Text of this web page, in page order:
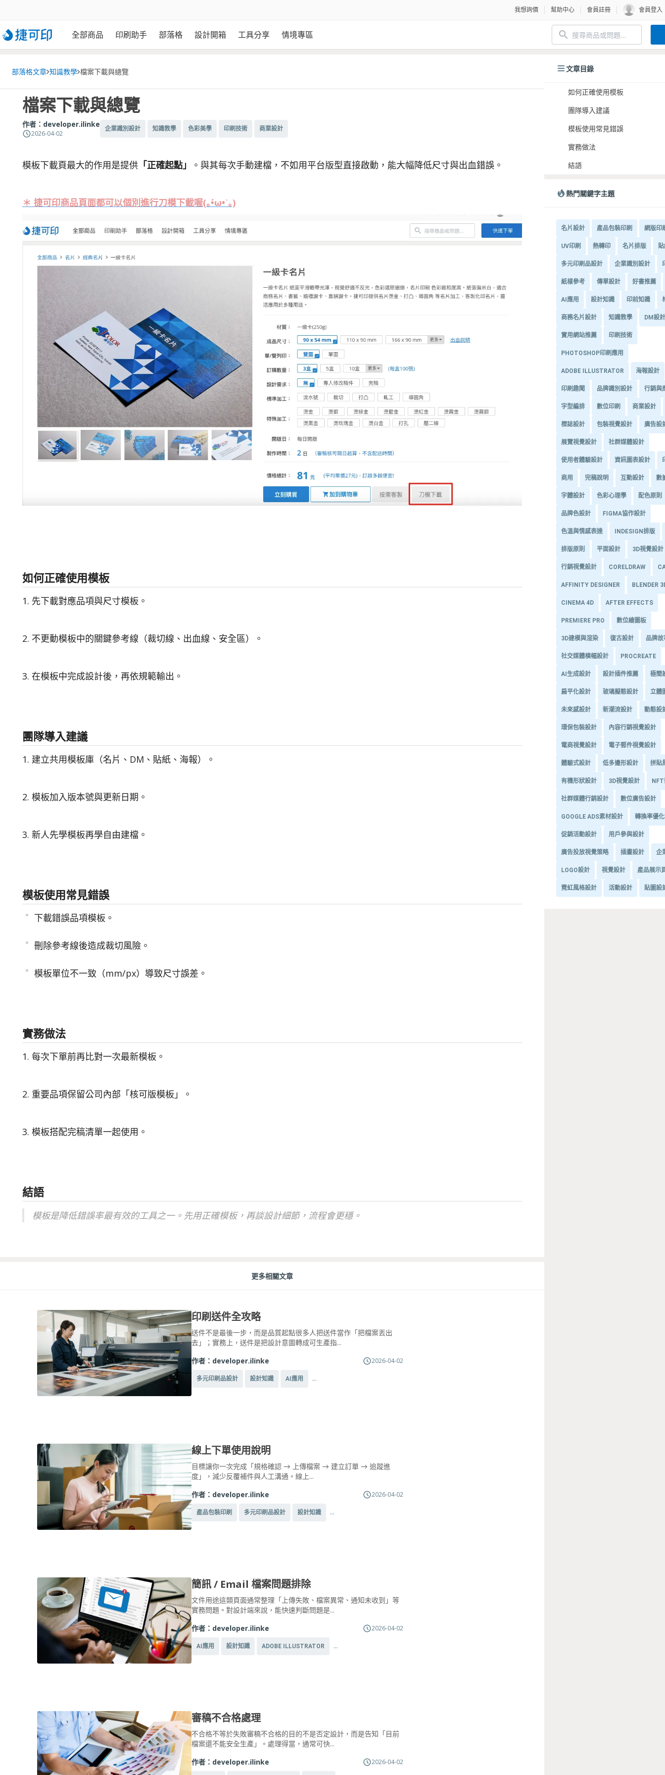
我想詢價 幫助中心 會員註冊 會員登入
全部商品 印刷助手 部落格 設計開箱 工具分享 情境專區
部落格文章 知識教學 檔案下載與總覽
檔案下載與總覽
作者： developer.ilinke
2026-04-02
企業識別設計 知識教學 色彩美學 印刷技術 商業設計
模板下載頁最大的作用是提供 「正確起點」 。與其每次手動建檔，不如用平台版型直接啟動，能大幅降低尺寸與出血錯誤。
＊ 捷可印商品頁面都可以個別進行刀模下載喔(｡•́ω•ˋ｡)
如何正確使用模板
1. 先下載對應品項與尺寸模板。
2. 不更動模板中的關鍵參考線（裁切線、出血線、安全區）。
3. 在模板中完成設計後，再依規範輸出。
團隊導入建議
1. 建立共用模板庫（名片、DM、貼紙、海報）。
2. 模板加入版本號與更新日期。
3. 新人先學模板再學自由建檔。
模板使用常見錯誤
下載錯誤品項模板。
刪除參考線後造成裁切風險。
模板單位不一致（mm/px）導致尺寸誤差。
實務做法
1. 每次下單前再比對一次最新模板。
2. 重要品項保留公司內部「核可版模板」。
3. 模板搭配完稿清單一起使用。
結語
模板是降低錯誤率最有效的工具之一。先用正確模板，再談設計細節，流程會更穩。
更多相關文章
印刷送件全攻略
送件不是最後一步，而是品質起點很多人把送件當作「把檔案丟出
去」；實務上，送件是把設計意圖轉成可生產指...
作者： developer.ilinke 2026-04-02
多元印刷品設計 設計知識 AI應用 ...
線上下單使用說明
目標讓你一次完成「規格確認 → 上傳檔案 → 建立訂單 → 追蹤進
度」，減少反覆補件與人工溝通。線上...
作者： developer.ilinke 2026-04-02
產品包裝印刷 多元印刷品設計 設計知識 ...
簡訊 / Email 檔案問題排除
文件用途這類頁面通常整理「上傳失敗、檔案異常、通知未收到」等
實務問題。對設計端來說，能快速判斷問題是...
作者： developer.ilinke 2026-04-02
AI應用 設計知識 ADOBE ILLUSTRATOR ...
審稿不合格處理
不合格不等於失敗審稿不合格的目的不是否定設計，而是告知「目前
檔案還不能安全生產」。處理得當，通常可快...
作者： developer.ilinke 2026-04-02
文章目錄
如何正確使用模板
團隊導入建議
模板使用常見錯誤
實務做法
結語
熱門關鍵字主題
名片設計 產品包裝印刷 網版印
UV印刷 熱轉印 名片排版
多元印刷品設計 企業識別設計
紙樣參考 傳單設計 好書推薦
AI應用 設計知識 印前知識
商務名片設計 知識教學 DM設計
實用網站推薦 印刷技術
PHOTOSHOP印刷應用
ADOBE ILLUSTRATOR 海報設計
印刷趣聞 品牌識別設計 行銷與
字型編排 數位印刷 商業設計
標誌設計 包裝視覺設計 廣告設
展覽視覺設計 社群媒體設計
使用者體驗設計 資訊圖表設計
商用 完稿說明 互動設計 數
字體設計 色彩心理學 配色原則
品牌色設計 FIGMA協作設計
色溫與情感表達 INDESIGN排版
排版原則 平面設計 3D視覺設計
行銷視覺設計 CORELDRAW
AFFINITY DESIGNER BLENDER
CINEMA 4D AFTER EFFECTS
PREMIERE PRO 數位繪圖板
3D建模與渲染 復古設計 品牌
社交媒體橫幅設計 PROCREATE
AI生成設計 設計插件推薦 極簡
扁平化設計 玻璃擬態設計 立體
未來感設計 新潮流設計 動態設
環保包裝設計 內容行銷視覺設計
電商視覺設計 電子郵件視覺設計
體驗式設計 低多邊形設計 拼貼
有機形狀設計 3D視覺設計
社群媒體行銷設計 數位廣告設計
GOOGLE ADS素材設計 轉換率優
促銷活動設計 用戶參與設計
廣告投放視覺策略 插畫設計 企
LOGO設計 視覺設計 產品展示
霓虹風格設計 活動設計 貼圖設